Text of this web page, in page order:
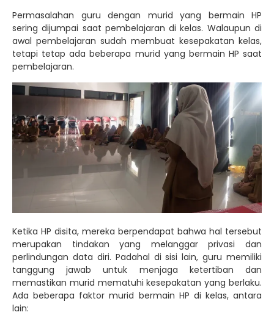
Permasalahan guru dengan murid yang bermain HP
sering dijumpai saat pembelajaran di kelas. Walaupun di
awal pembelajaran sudah membuat kesepakatan kelas,
tetapi tetap ada beberapa murid yang bermain HP saat
pembelajaran.
Ketika HP disita, mereka berpendapat bahwa hal tersebut
merupakan tindakan yang melanggar privasi dan
perlindungan data diri. Padahal di sisi lain, guru memiliki
tanggung jawab untuk menjaga ketertiban dan
memastikan murid mematuhi kesepakatan yang berlaku.
Ada beberapa faktor murid bermain HP di kelas, antara
lain: